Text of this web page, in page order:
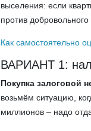
выселения: если
против
Как самостоятельно
ВАРИАНТ 1:
Покупка залоговой
возьмём ситуацию,
миллионов – надо